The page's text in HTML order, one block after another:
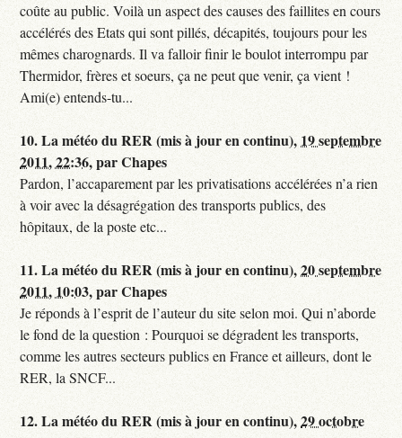
coûte au public. Voilà un aspect des causes des faillites en cours
accélérés des Etats qui sont pillés, décapités, toujours pour les
mêmes charognards. Il va falloir finir le boulot interrompu par
Thermidor, frères et soeurs, ça ne peut que venir, ça vient !
Ami(e) entends-tu...
10.La météo du RER (mis à jour en continu), 19 septembre
2011, 22:36,parChapes
Pardon, l’accaparement par les privatisations accélérées n’a rien
à voir avec la désagrégation des transports publics, des
hôpitaux, de la poste etc...
11.La météo du RER (mis à jour en continu),20 septembre
2011, 10:03,parChapes
Je réponds à l’esprit de l’auteur du site selon moi. Qui n’aborde
le fond de la question : Pourquoi se dégradent les transports,
comme les autres secteurs publics en France et ailleurs, dont le
RER, la SNCF...
12.La météo du RER (mis à jour en continu),29 octobre